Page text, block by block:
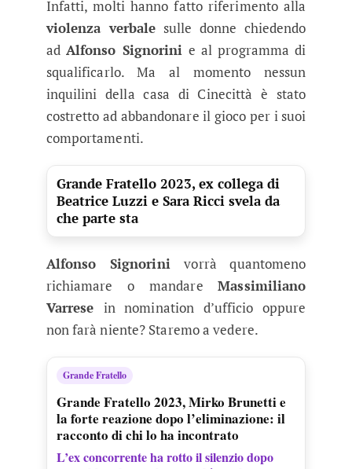
Infatti, molti hanno fatto riferimento alla
violenza verbale sulle donne chiedendo
ad Alfonso Signorini e al programma di
squalificarlo. Ma al momento nessun
inquilini della casa di Cinecittà è stato
costretto ad abbandonare il gioco per i suoi
comportamenti.
Grande Fratello 2023, ex collega di
Beatrice Luzzi e Sara Ricci svela da
che parte sta
Alfonso Signorinivorrà quantomeno
richiamare o mandareMassimiliano
Varrese in nomination d’ufficio oppure
non farà niente? Staremo a vedere.
Grande Fratello
Grande Fratello 2023, Mirko Brunetti e
la forte reazione dopo l’eliminazione: il
racconto di chi lo ha incontrato
L’ex concorrente ha rotto il silenzio dopo